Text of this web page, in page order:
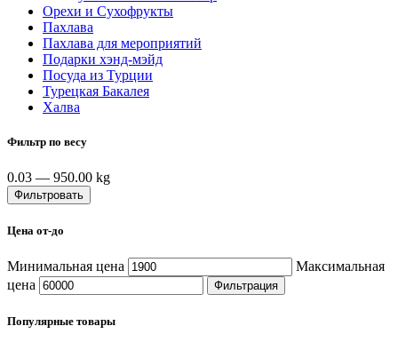
Орехи и Сухофрукты
Пахлава
Пахлава для мероприятий
Подарки хэнд-мэйд
Посуда из Турции
Турецкая Бакалея
Халва
Фильтр по весу
0.03 — 950.00 kg
Фильтровать
Цена от-до
Минимальная цена
Максимальная
цена
Фильтрация
Популярные товары